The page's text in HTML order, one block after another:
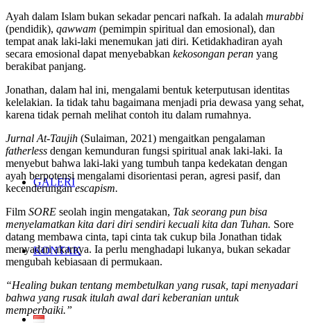
GALERI
KONTAK
Ayah dalam Islam bukan sekadar pencari nafkah. Ia adalah murabbi
(pendidik), qawwam (pemimpin spiritual dan emosional), dan
tempat anak laki-laki menemukan jati diri. Ketidakhadiran ayah
secara emosional dapat menyebabkan kekosongan peran yang
berakibat panjang.
Jonathan, dalam hal ini, mengalami bentuk keterputusan identitas
kelelakian. Ia tidak tahu bagaimana menjadi pria dewasa yang sehat,
karena tidak pernah melihat contoh itu dalam rumahnya.
Jurnal At-Taujih (Sulaiman, 2021) mengaitkan pengalaman
fatherless dengan kemunduran fungsi spiritual anak laki-laki. Ia
menyebut bahwa laki-laki yang tumbuh tanpa kedekatan dengan
ayah berpotensi mengalami disorientasi peran, agresi pasif, dan
kecenderunganescapism.
Film SORE seolah ingin mengatakan, Tak seorang pun bisa
menyelamatkan kita dari diri sendiri kecuali kita dan Tuhan. Sore
datang membawa cinta, tapi cinta tak cukup bila Jonathan tidak
menyadari akarnya. Ia perlu menghadapi lukanya, bukan sekadar
mengubah kebiasaan di permukaan.
“Healing bukan tentang membetulkan yang rusak, tapi menyadari
bahwa yang rusak itulah awal dari keberanian untuk
memperbaiki.”